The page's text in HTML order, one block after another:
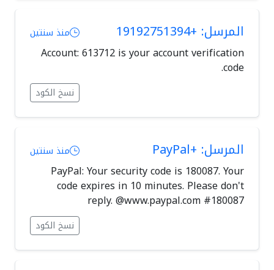
المرسل: +19192751394 منذ سنتين
Account: 613712 is your account verification
code.
نسخ الكود
المرسل: +PayPal منذ سنتين
PayPal: Your security code is 180087. Your
code expires in 10 minutes. Please don't
reply. @www.paypal.com #180087
نسخ الكود